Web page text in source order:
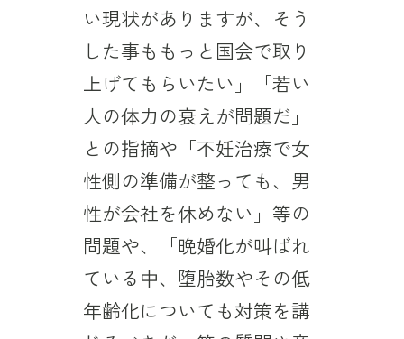
い現状がありますが、そう
した事ももっと国会で取り
上げてもらいたい」「若い
人の体力の衰えが問題だ」
との指摘や「不妊治療で女
性側の準備が整っても、男
性が会社を休めない」等の
問題や、「晩婚化が叫ばれ
ている中、堕胎数やその低
年齢化についても対策を講